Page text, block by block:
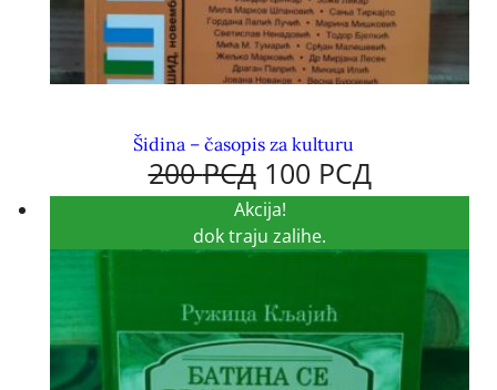
Šidina – časopis za kulturu
200РСД 100 РСД
Akcija!
dok traju zalihe.